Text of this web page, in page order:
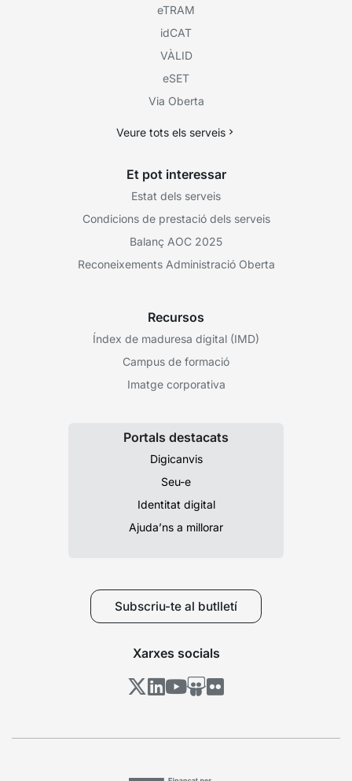
eTRAM
idCAT
VÀLID
eSET
Via Oberta
Veure tots els serveis
Et pot interessar
Estat dels serveis
Condicions de prestació dels serveis
Balanç AOC 2025
Reconeixements Administració Oberta
Recursos
Índex de maduresa digital (IMD)
Campus de formació
Imatge corporativa
Portals destacats
Digicanvis
Seu-e
Identitat digital
Ajuda’ns a millorar
Subscriu-te al butlletí
Xarxes socials